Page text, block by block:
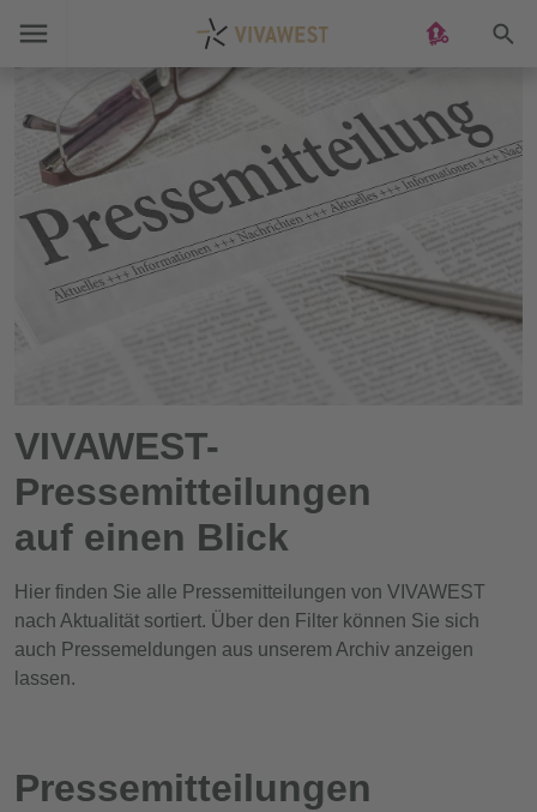
VIVAWEST-
Pressemitteilungen
auf einen Blick
Hier finden Sie alle Pressemitteilungen von VIVAWEST
nach Aktualität sortiert. Über den Filter können Sie sich
auch Pressemeldungen aus unserem Archiv anzeigen
lassen.
Pressemitteilungen